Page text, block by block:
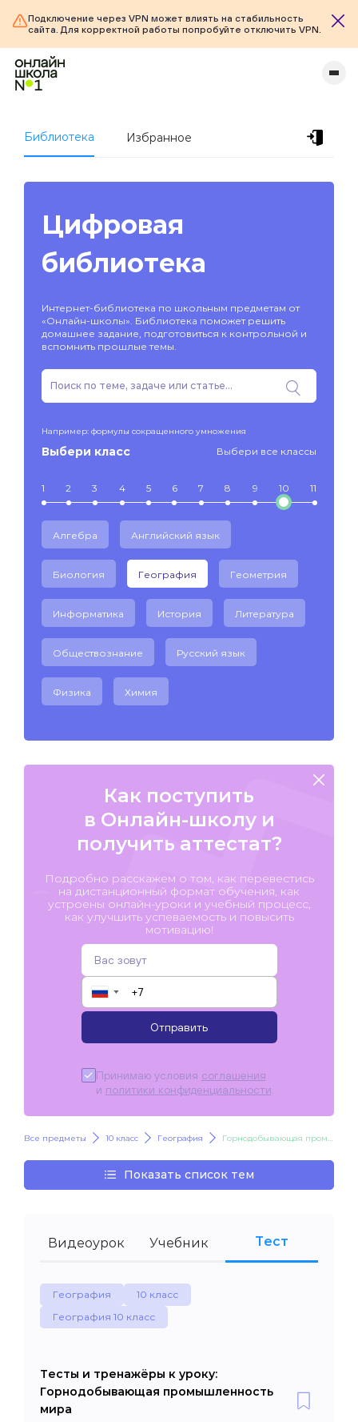
Подключение через VPN может влиять на стабильность
сайта. Для корректной работы попробуйте отключить VPN.
Библиотека Избранное
Цифровая
библиотека
Интернет-библиотека по школьным предметам от
«Онлайн-школы». Библиотека поможет решить
домашнее задание, подготовиться к контрольной и
вспомнить прошлые темы.
Например: формулы сокращенного умножения
Выбери класс Выбери все классы
1 2 3 4 5 6 7 8 9 10 11
Алгебра Английский язык
Биология География Геометрия
Информатика История Литература
Обществознание Русский язык
Физика Химия
Как поступить
в Онлайн-школу и
получить аттестат?
Подробно расскажем о том, как перевестись
на дистанционный формат обучения, как
устроены онлайн-уроки и учебный процесс,
как улучшить успеваемость и повысить
мотивацию!
▼
Отправить
Принимаю условия соглашения
и политики конфиденциальности
Все предметы 10 класс География Горнодобывающая промышленность мира
Показать список тем
Видеоурок Учебник Тест
География
10 класс
География 10 класс
Тесты и тренажёры к уроку:
Горнодобывающая промышленность
мира